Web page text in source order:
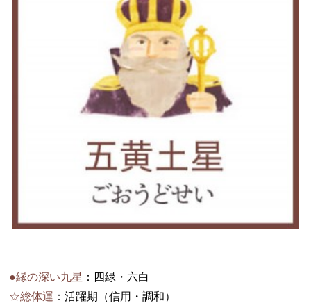
●縁の深い九星 ：四緑・六白
☆総体運 ：活躍期（信用・調和）